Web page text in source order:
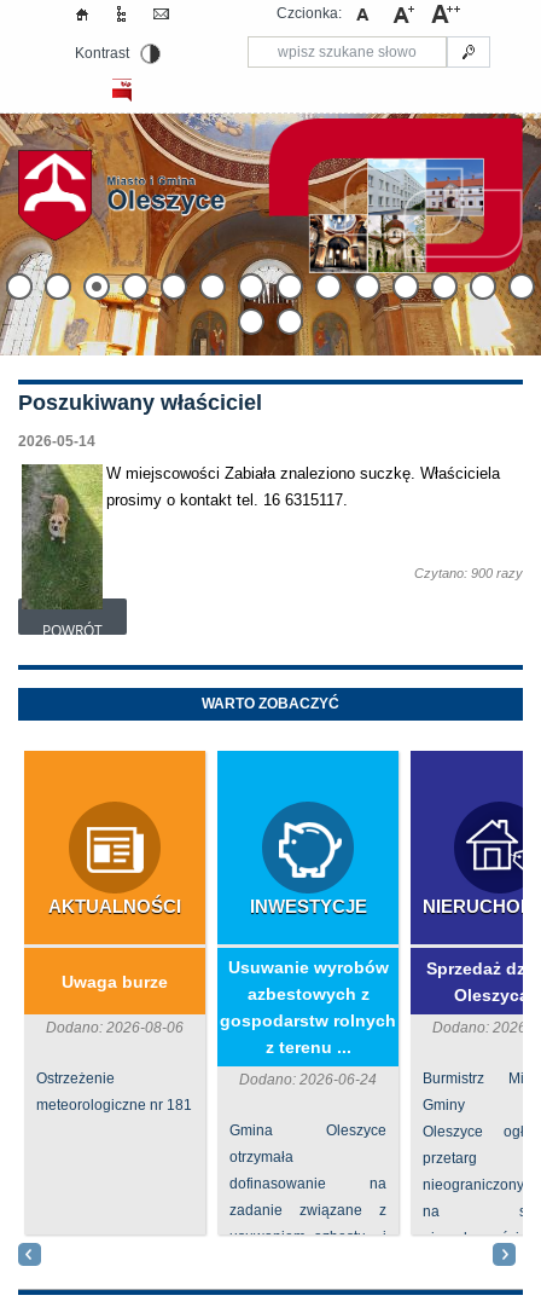
Czcionka:
Kontrast
Poszukiwany właściciel
2026-05-14
W miejscowości Zabiała znaleziono suczkę. Właściciela
prosimy o kontakt tel. 16 6315117.
Czytano: 900 razy
POWRÓT
WARTO ZOBACZYĆ
AKTUALNOŚCI
Uwaga burze
Dodano: 2026-08-06
Ostrzeżenie
meteorologiczne nr 181
INWESTYCJE
​Usuwanie wyrobów
azbestowych z
gospodarstw rolnych
z terenu ...
Dodano: 2026-06-24
Gmina Oleszyce
otrzymała
dofinasowanie na
zadanie związane z
usuwaniem azbestu i
azbest w ramach
Sprzedaż
Dodano: 2026-
Burmistrz
Gminy
Oleszyce
przetarg
nieograniczony
na
nieruchomości nr
Oleszycach